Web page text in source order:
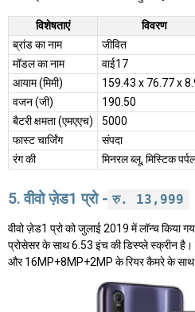
विशेषताएं
विवरण
ब्रांड का नाम
जीवित
मॉडल का नाम
वाई17
आयाम (मिमी)
159.43 x 76.77 x
वजन (जी)
190.50
बैटरी क्षमता (एमएएच)
5000
फास्ट चार्जिंग
संपदा
रंग की
मिनरल ब्लू, मिस्टिक
5. वीवो ज़ेड1 प्रो - रु. 13,999
वीवो ज़ेड1 प्रो को जुलाई 2019 में लॉन्च किया
प्रोसेसर के साथ 6.53 इंच की डिस्प्ले स्क्रीन
और 16MP+8MP+2MP के रियर कैमरे के